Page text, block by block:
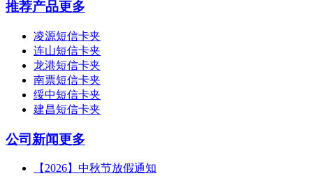
推荐产品更多
凌源短信卡夹
连山短信卡夹
龙港短信卡夹
南票短信卡夹
绥中短信卡夹
建昌短信卡夹
公司新闻更多
【2026】中秋节放假通知